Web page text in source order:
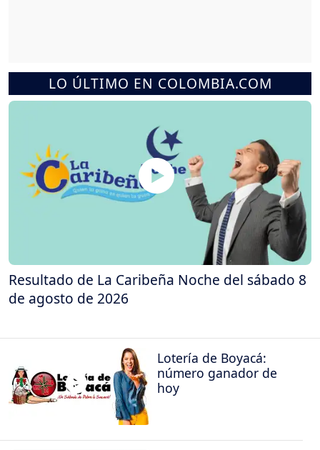
LO ÚLTIMO EN COLOMBIA.COM
Resultado de La Caribeña Noche del sábado 8
de agosto de 2026
Lotería de Boyacá:
número ganador de
hoy